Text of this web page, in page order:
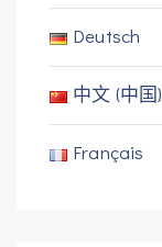
Deutsch
中文 (中国)
Français